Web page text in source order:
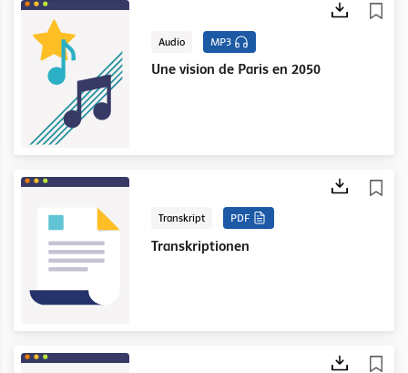
Audio MP3
Une vision de Paris en 2050
Transkript PDF
Transkriptionen